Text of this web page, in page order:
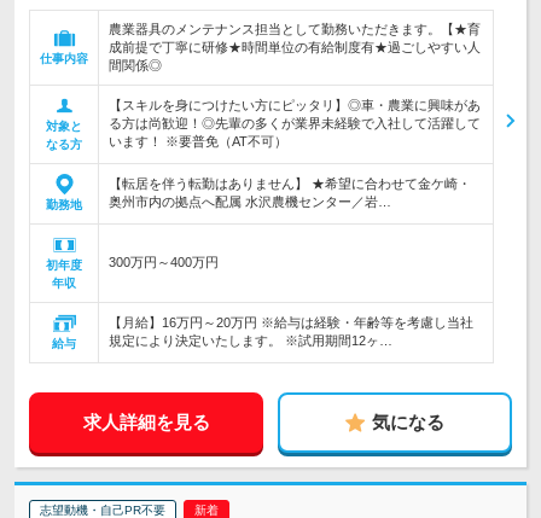
仕事内容
農業器具のメンテナンス担当として勤務いただきます。【★育
成前提で丁寧に研修★時間単位の有給制度有★過ごしやすい人
間関係◎
対象と
なる方
【スキルを身につけたい方にピッタリ】◎車・農業に興味があ
る方は尚歓迎！◎先輩の多くが業界未経験で入社して活躍して
います！ ※要普免（AT不可）
勤務地
【転居を伴う転勤はありません】 ★希望に合わせて金ケ崎・
奥州市内の拠点へ配属 水沢農機センター／岩…
初年度
年収
300万円～400万円
給与
【月給】16万円～20万円 ※給与は経験・年齢等を考慮し当社
規定により決定いたします。 ※試用期間12ヶ…
求人詳細を見る 気になる
志望動機・自己PR不要